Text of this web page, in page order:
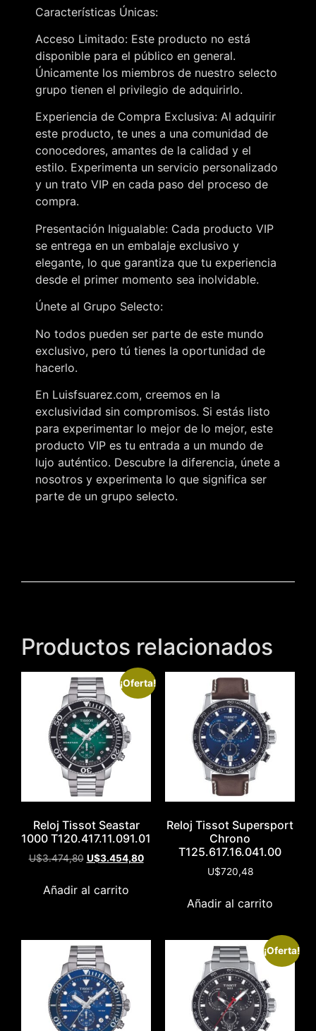
Características Únicas:
Acceso Limitado: Este producto no está
disponible para el público en general.
Únicamente los miembros de nuestro selecto
grupo tienen el privilegio de adquirirlo.
Experiencia de Compra Exclusiva: Al adquirir
este producto, te unes a una comunidad de
conocedores, amantes de la calidad y el
estilo. Experimenta un servicio personalizado
y un trato VIP en cada paso del proceso de
compra.
Presentación Inigualable: Cada producto VIP
se entrega en un embalaje exclusivo y
elegante, lo que garantiza que tu experiencia
desde el primer momento sea inolvidable.
Únete al Grupo Selecto:
No todos pueden ser parte de este mundo
exclusivo, pero tú tienes la oportunidad de
hacerlo.
En Luisfsuarez.com, creemos en la
exclusividad sin compromisos. Si estás listo
para experimentar lo mejor de lo mejor, este
producto VIP es tu entrada a un mundo de
lujo auténtico. Descubre la diferencia, únete a
nosotros y experimenta lo que significa ser
parte de un grupo selecto.
Productos relacionados
¡Oferta!
Reloj Tissot Seastar
1000 T120.417.11.091.01
U$3.474,80 U$3.454,80
Añadir al carrito
Reloj Tissot Supersport
Chrono
T125.617.16.041.00
U$720,48
Añadir al carrito
¡Oferta!